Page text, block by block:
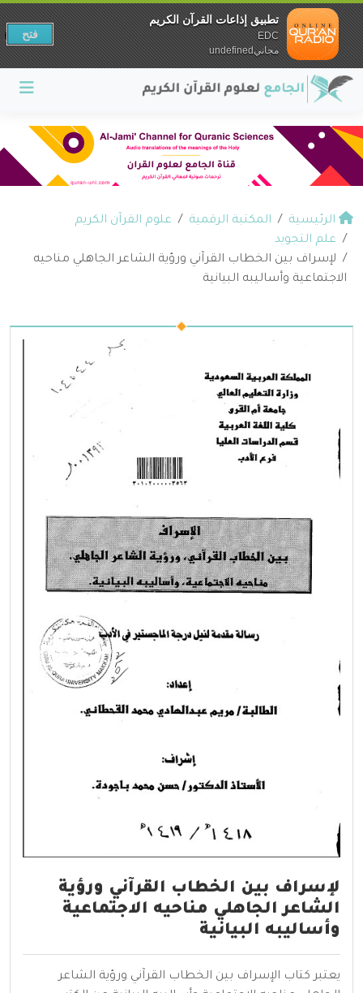
الرئيسية المكتبة الرقمية
علوم القرآن الكريم
علم التجويد
لإسراف بين الخطاب القرآني ورؤية الشاعر الجاهلي مناحيه
الاجتماعية وأساليبه البيانية
لإسراف بين الخطاب القرآني ورؤية
الشاعر الجاهلي مناحيه الاجتماعية
وأساليبه البيانية
يعتبر كتاب الإسراف بين الخطاب القرآني ورؤية الشاعر
تطبيق إذاعات القرآن الكريم
EDC
مجانيundefined
فتح